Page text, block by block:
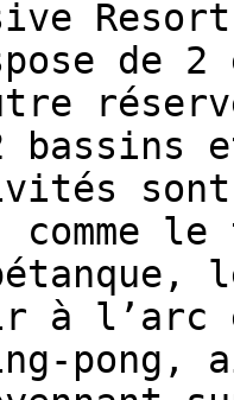
de 2
comme
à l’arc
pong,